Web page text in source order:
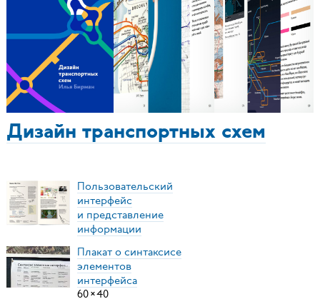
Дизайн транспортных схем
Пользовательский
интерфейс
и представление
информации
Плакат о синтаксисе
элементов
интерфейса
60×40